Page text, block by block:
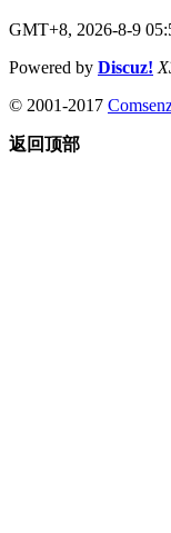
GMT+8, 2026-8-9
Powered by Discuz!
© 2001-2017
返回顶部